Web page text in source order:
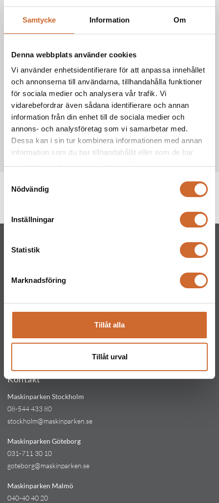
Samtycke Information Om
Denna webbplats använder cookies
Vi använder enhetsidentifierare för att anpassa innehållet
och annonserna till användarna, tillhandahålla funktioner
för sociala medier och analysera vår trafik. Vi
vidarebefordrar även sådana identifierare och annan
information från din enhet till de sociala medier och
annons- och analysföretag som vi samarbetar med.
Dessa kan i sin tur kombinera informationen med annan
information som du har tillhandahållit eller som de har
Nödvändig
Inställningar
Statistik
Marknadsföring
Tillåt alla
Tillåt urval
Bredd
1500mm (djup)
Volym 4 m3
Vikt 1100 kg
Huvudkontor
Ritarslingan 4, Arninge Industriområde
Kontakt
Maskinparken Stockholm
08-544 433 80
stockholm@maskinparken.se
Maskinparken Göteborg
031-711 30 10
goteborg@maskinparken.se
Maskinparken Malmö
040-40 40 20